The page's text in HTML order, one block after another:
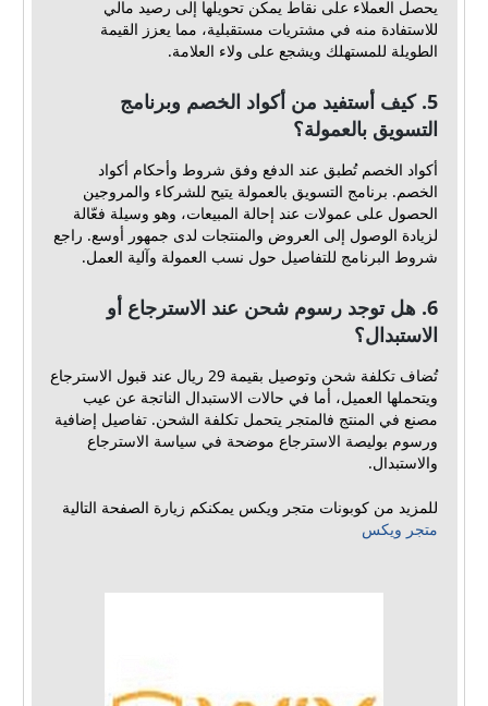
يحصل العملاء على نقاط يمكن تحويلها إلى رصيد مالي
للاستفادة منه في مشتريات مستقبلية، مما يعزز القيمة
الطويلة للمستهلك ويشجع على ولاء العلامة.
5. كيف أستفيد من أكواد الخصم وبرنامج
التسويق بالعمولة؟
أكواد الخصم تُطبق عند الدفع وفق شروط وأحكام أكواد
الخصم. برنامج التسويق بالعمولة يتيح للشركاء والمروجين
الحصول على عمولات عند إحالة المبيعات، وهو وسيلة فعّالة
لزيادة الوصول إلى العروض والمنتجات لدى جمهور أوسع. راجع
شروط البرنامج للتفاصيل حول نسب العمولة وآلية العمل.
6. هل توجد رسوم شحن عند الاسترجاع أو
الاستبدال؟
تُضاف تكلفة شحن وتوصيل بقيمة 29 ريال عند قبول الاسترجاع
ويتحملها العميل، أما في حالات الاستبدال الناتجة عن عيب
مصنع في المنتج فالمتجر يتحمل تكلفة الشحن. تفاصيل إضافية
ورسوم بوليصة الاسترجاع موضحة في سياسة الاسترجاع
والاستبدال.
للمزيد من كوبونات متجر ويكس يمكنكم زيارة الصفحة التالية
متجر ويكس